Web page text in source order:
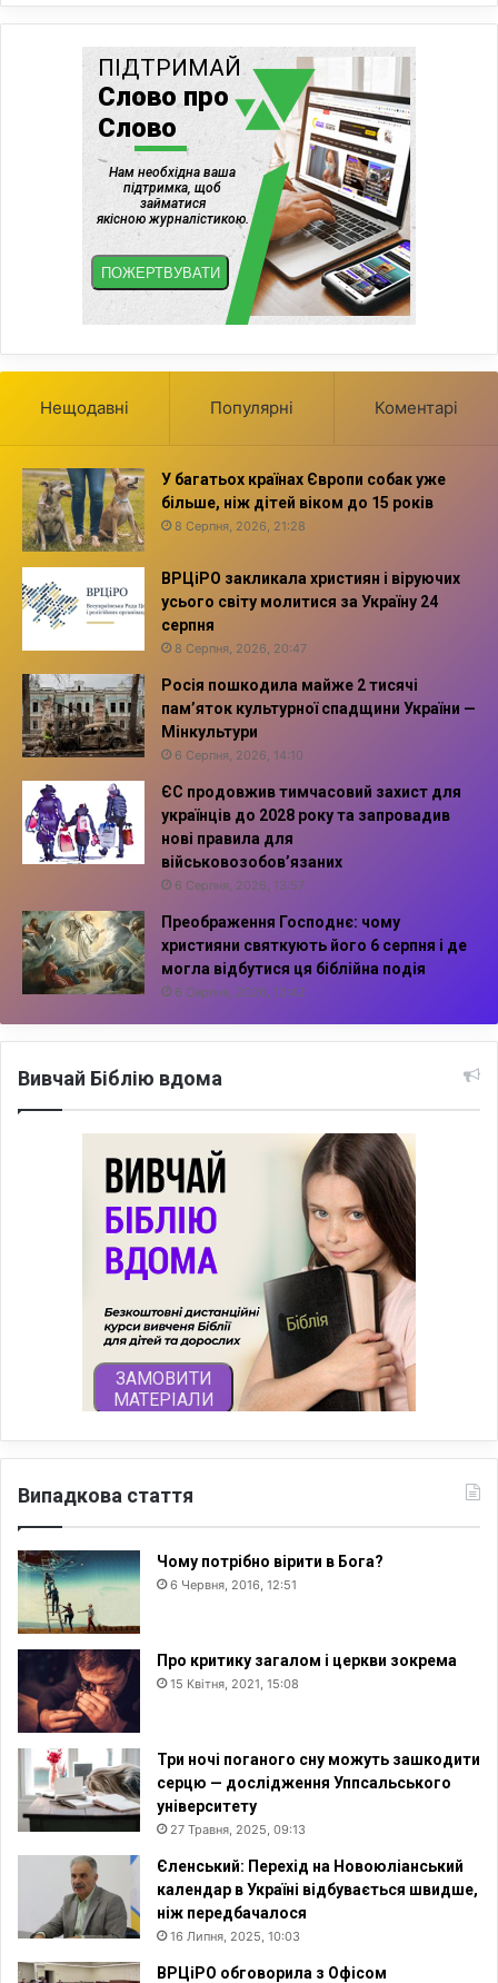
Нещодавні Популярні Коментарі
У багатьох країнах Європи собак уже
більше, ніж дітей віком до 15 років
8 Серпня, 2026, 21:28
ВРЦіРО закликала християн і віруючих
усього світу молитися за Україну 24
серпня
8 Серпня, 2026, 20:47
Росія пошкодила майже 2 тисячі
пам’яток культурної спадщини України —
Мінкультури
6 Серпня, 2026, 14:10
ЄС продовжив тимчасовий захист для
українців до 2028 року та запровадив
нові правила для
військовозобов’язаних
6 Серпня, 2026, 13:57
Преображення Господнє: чому
християни святкують його 6 серпня і де
могла відбутися ця біблійна подія
6 Серпня, 2026, 13:42
Вивчай Біблію вдома
Випадкова стаття
Чому потрібно вірити в Бога?
6 Червня, 2016, 12:51
Про критику загалом і церкви зокрема
15 Квітня, 2021, 15:08
Три ночі поганого сну можуть зашкодити
серцю — дослідження Уппсальського
університету
27 Травня, 2025, 09:13
Єленський: Перехід на Новоюліанський
календар в Україні відбувається швидше,
ніж передбачалося
16 Липня, 2025, 10:03
ВРЦіРО обговорила з Офісом